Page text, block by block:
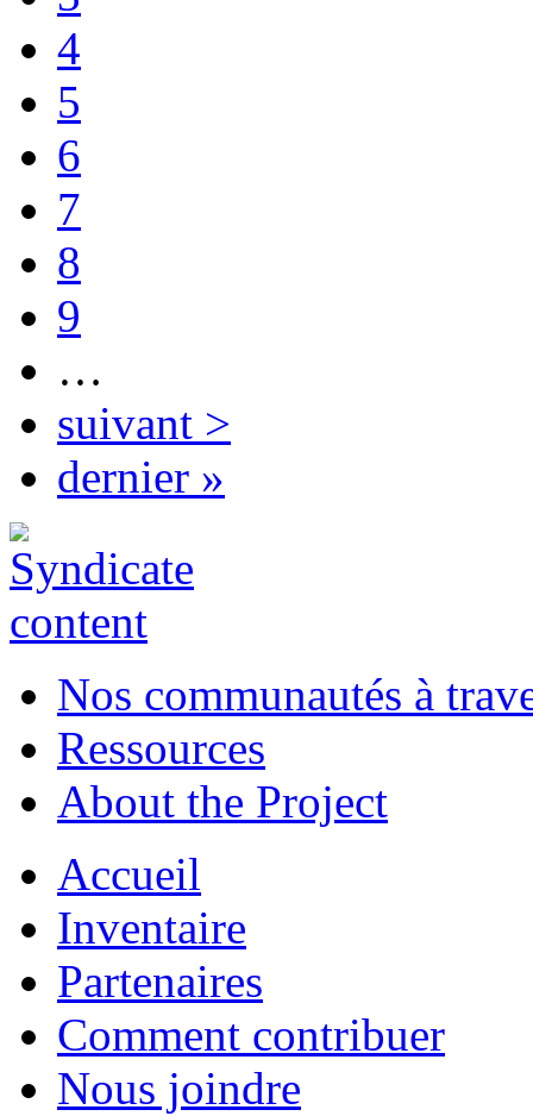
4
5
6
7
8
9
…
suivant >
dernier »
Nos communautés à
Ressources
About the Project
Accueil
Inventaire
Partenaires
Comment contribuer
Nous joindre